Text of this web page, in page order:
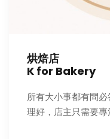
烘焙店
K for Bakery
所有大小事都有問
理好，店主只需要專